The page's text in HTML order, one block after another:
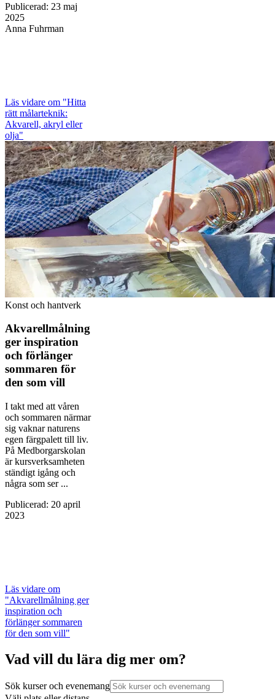
Publicerad: 23 maj
2025
Anna Fuhrman
Läs vidare om "Hitta
rätt målarteknik:
Akvarell, akryl eller
olja"
Konst och hantverk
Akvarellmålning
ger inspiration
och förlänger
sommaren för
den som vill
I takt med att våren
och sommaren närmar
sig vaknar naturens
egen färg­palett till liv.
På Medborgarskolan
är kursverksamheten
ständigt igång och
några som ser ...
Publicerad: 20 april
2023
Läs vidare om
"Akvarellmålning ger
inspiration och
förlänger sommaren
för den som vill"
Vad vill du lära dig mer om?
Sök kurser och evenemang